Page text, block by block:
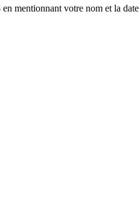
mentionnant votre nom et la date